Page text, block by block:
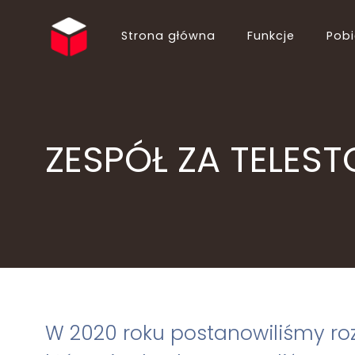
Strona główna Funkcje
Italiano (IT)
Deutsch (DE)
Nederlands (NL)
Bahasa Indonesia (ID)
Hrvatski (HR)
简体中文 (ZH)
Shqip (SQ)
Türkçe (TR)
ZESPÓŁ ZA
W 2020 roku postanowiliśmy